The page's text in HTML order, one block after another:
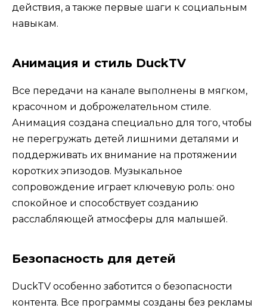
действия, а также первые шаги к социальным
навыкам.
Анимация и стиль DuckTV
Все передачи на канале выполнены в мягком,
красочном и доброжелательном стиле.
Анимация создана специально для того, чтобы
не перегружать детей лишними деталями и
поддерживать их внимание на протяжении
коротких эпизодов. Музыкальное
сопровождение играет ключевую роль: оно
спокойное и способствует созданию
расслабляющей атмосферы для малышей.
Безопасность для детей
DuckTV особенно заботится о безопасности
контента. Все программы созданы без рекламы